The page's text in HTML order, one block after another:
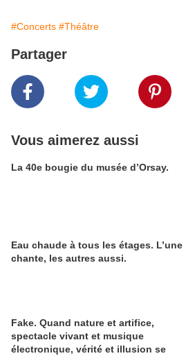
#Concerts #Théâtre
Partager
Vous aimerez aussi
La 40e bougie du musée d’Orsay.
Eau chaude à tous les étages. L’une
chante, les autres aussi.
Fake. Quand nature et artifice,
spectacle vivant et musique
électronique, vérité et illusion se